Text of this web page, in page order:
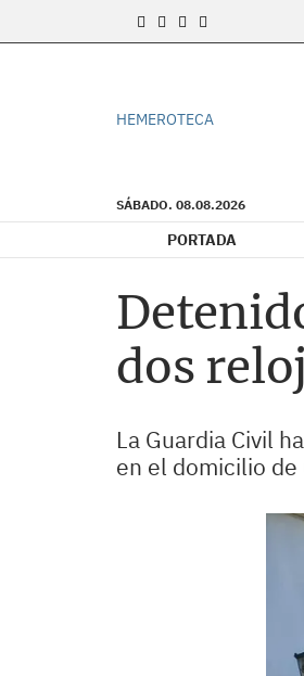
HEMEROTECA
SÁBADO. 08.08.2026
PORTADA
dos
La Guardia Civil
en el domicilio